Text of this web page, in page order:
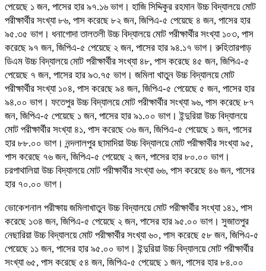
পেয়েছে ১ জন, পাসের হার ৯৭.১৬ ভাগ। হাজি সিদ্দিকুর রহমান উচ্চ বিদ্যালয়ে মোট
পরীক্ষার্থীর সংখ্যা ৮৬, পাস করেছে ৮২ জন, জিপিএ-৫ পেয়েছে ৪ জন, পাসের হার
৯৫.৩৫ ভাগ। ধনাগোদা তালতলী উচ্চ বিদ্যালয়ে মোট পরীক্ষার্থীর সংখ্যা ১০৩, পাস
করেছে ৯৭ জন, জিপিএ-৫ পেয়েছে ২ জন, পাসের হার ৯৪.১৭ ভাগ। রুহিতারপাড়
ডিএম উচ্চ বিদ্যালয়ে মোট পরীক্ষার্থীর সংখ্যা ৪৮, পাস করেছে ৪৫ জন, জিপিএ-৫
পেয়েছে ৭ জন, পাসের হার ৯৩.৭৫ ভাগ। জমিলা খাতুন উচ্চ বিদ্যালয়ে মোট
পরীক্ষার্থীর সংখ্যা ১০৪, পাস করেছে ৯৪ জন, জিপিএ-৫ পেয়েছে ৫ জন, পাসের হার
৯৪.০০ ভাগ। ফতেপুর উচ্চ বিদ্যালয়ে মোট পরীক্ষার্থীর সংখ্যা ৯৬, পাস করেছে ৮৭
জন, জিপিএ-৫ পেয়েছে ১ জন, পাসের হার ৯১.০০ ভাগ। ইন্দুরিয়া উচ্চ বিদ্যালয়ে
মোট পরীক্ষার্থীর সংখ্যা ৪১, পাস করেছে ৩৬ জন, জিপিএ-৫ পেয়েছে ১ জন, পাসের
হার ৮৮.০০ ভাগ। নন্দলালপুর ছামাদিয়া উচ্চ বিদ্যালয়ে মোট পরীক্ষার্থীর সংখ্যা ৯৫,
পাস করেছে ৭৬ জন, জিপিএ-৫ পেয়েছে ২ জন, পাসের হার ৮০.০০ ভাগ।
চরপাথালিয়া উচ্চ বিদ্যালয়ে মোট পরীক্ষার্থীর সংখ্যা ৬৬, পাস করেছে ৪৬ জন, পাসের
হার ৭০.০০ ভাগ।
ভোকেশনাল পরীক্ষায় জমিলাখাতুন উচ্চ বিদ্যালয়ে মোট পরীক্ষার্থীর সংখ্যা ১৪১, পাস
করেছে ১৩৪ জন, জিপিএ-৫ পেয়েছে ২ জন, পাসের হার ৯৫.০০ ভাগ। সুজাতপুর
নেছারিয়া উচ্চ বিদ্যালয়ে মোট পরীক্ষার্থীর সংখ্যা ৬০, পাস করেছে ৫৮ জন, জিপিএ-৫
পেয়েছে ১১ জন, পাসের হার ৯৫.০০ ভাগ। ইন্দুরিয়া উচ্চ বিদ্যালয়ে মোট পরীক্ষার্থীর
সংখ্যা ৬৫, পাস করেছে ৫৪ জন, জিপিএ-৫ পেয়েছে ১ জন, পাসের হার ৮৪.০০